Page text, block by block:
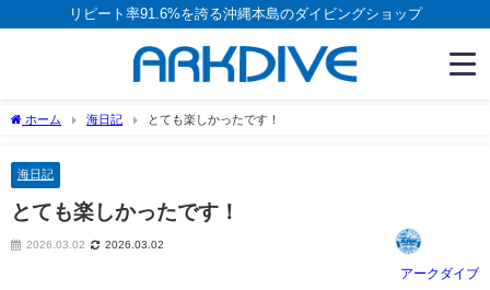
リピート率91.6%を誇る沖縄本島のダイビングショップ
ホーム 海日記 とても楽しかったです！
海日記
とても楽しかったです！
2026.03.02 2026.03.02
アークダイブ